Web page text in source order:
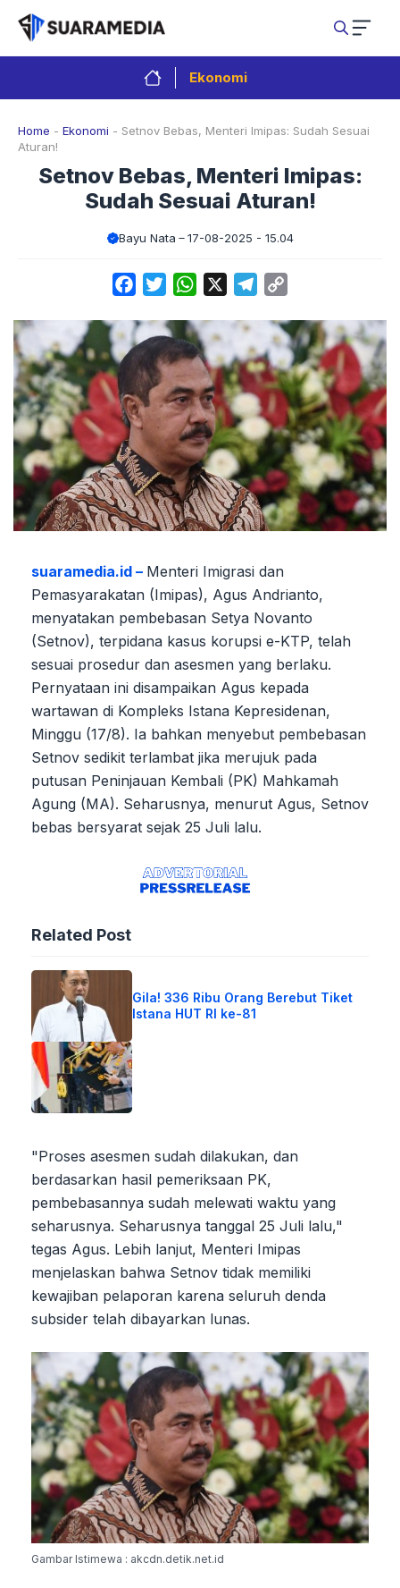
Langsung
isi
Ekonomi
Home - Ekonomi - Setnov Bebas, Menteri Imipas: Sudah Sesuai
Aturan!
Setnov Bebas, Menteri Imipas:
Sudah Sesuai Aturan!
Bayu Nata 17-08-2025 - 15.04
FacebookTwitterWhatsApp Telegram
suaramedia.id – Menteri Imigrasi dan
Pemasyarakatan (Imipas), Agus Andrianto,
menyatakan pembebasan Setya Novanto
(Setnov), terpidana kasus korupsi e-KTP, telah
sesuai prosedur dan asesmen yang berlaku.
Pernyataan ini disampaikan Agus kepada
wartawan di Kompleks Istana Kepresidenan,
Minggu (17/8). Ia bahkan menyebut pembebasan
Setnov sedikit terlambat jika merujuk pada
putusan Peninjauan Kembali (PK) Mahkamah
Agung (MA). Seharusnya, menurut Agus, Setnov
bebas bersyarat sejak 25 Juli lalu.
Related Post
Gila! 336 Ribu Orang Berebut Tiket
Istana HUT RI ke-81
"Proses asesmen sudah dilakukan, dan
berdasarkan hasil pemeriksaan PK,
pembebasannya sudah melewati waktu yang
seharusnya. Seharusnya tanggal 25 Juli lalu,"
tegas Agus. Lebih lanjut, Menteri Imipas
menjelaskan bahwa Setnov tidak memiliki
kewajiban pelaporan karena seluruh denda
subsider telah dibayarkan lunas.
Gambar Istimewa : akcdn.detik.net.id